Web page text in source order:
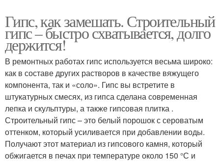
Гипс, как замешать. Строительный
гипс – быстро схватывается, долго
держится!
В ремонтных работах гипс используется весьма широко:
как в составе других растворов в качестве вяжущего
компонента, так и «соло». Гипс вы встретите в
штукатурных смесях, из гипса сделана современная
лепка и скульптуры, а также гипсовая плитка .
Строительный гипс – это белый порошок с сероватым
оттенком, который усиливается при добавлении воды.
Получают этот материал из гипсового камня, который
обжигается в печах при температуре около 150 °С и